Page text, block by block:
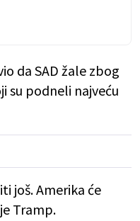
da SAD žale zbog
su podneli najveću
još. Amerika će
Tramp.